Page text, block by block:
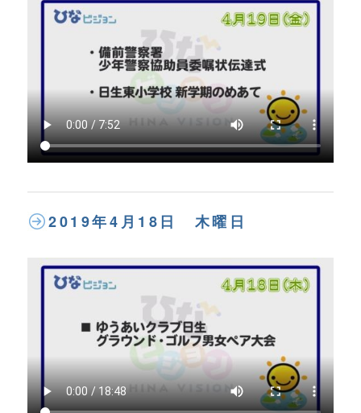
2019年4月18日 木曜日